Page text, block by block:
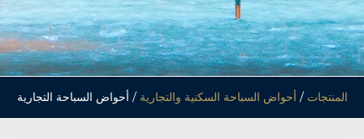
المنتجات / أحواض السباحة السكنية والتجارية / أحواض السباحة التجارية